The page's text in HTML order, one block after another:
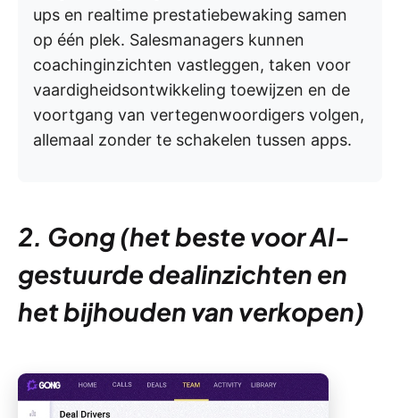
ups en realtime prestatiebewaking samen
op één plek. Salesmanagers kunnen
coachinginzichten vastleggen, taken voor
vaardigheidsontwikkeling toewijzen en de
voortgang van vertegenwoordigers volgen,
allemaal zonder te schakelen tussen apps.
2. Gong (het beste voor AI-
gestuurde dealinzichten en
het bijhouden van verkopen)